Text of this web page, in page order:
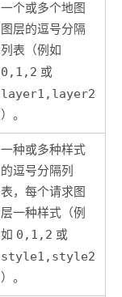
一个或多个地图
图层的逗号分隔
列表（例如
0,1,2 或
layer1,layer2
）。
一种或多种样式
的逗号分隔列
表，每个请求图
层一种样式（例
如 0,1,2 或
style1,style2
）。